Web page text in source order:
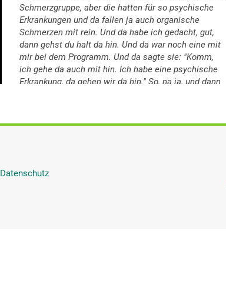
Schmerzgruppe, aber die hatten für so psychische
Erkrankungen und da fallen ja auch organische
Schmerzen mit rein. Und da habe ich gedacht, gut,
dann gehst du halt da hin. Und da war noch eine mit
mir bei dem Programm. Und da sagte sie: "Komm,
ich gehe da auch mit hin. Ich habe eine psychische
Erkrankung, da gehen wir da hin." So, na ja, und dann
wenn es was Neues gibt. Das waren so meine
Datenschutz